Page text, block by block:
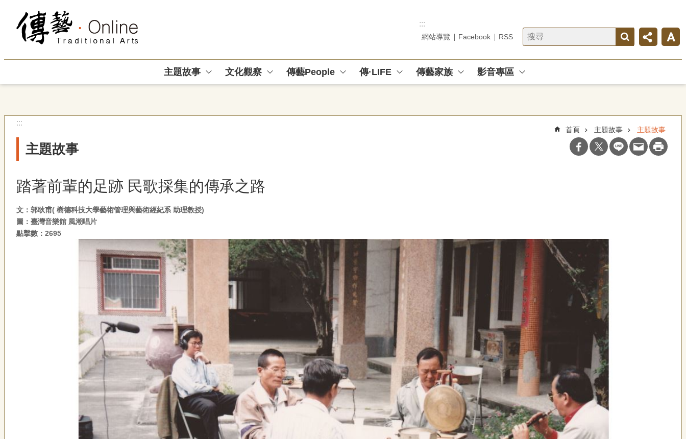
跳到主要內容區塊
:::
網站導覽 Facebook RSS
主題故事 文化觀察 傳藝People 傳·LIFE 傳藝家族 影音專區
:::
首頁 主題故事 主題故事
主題故事
踏著前輩的足跡 民歌採集的傳承之路
文：郭耿甫( 樹德科技大學藝術管理與藝術經紀系 助理教授)
圖：臺灣音樂館 風潮唱片
點擊數：2695